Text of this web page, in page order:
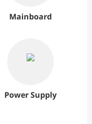
Mainboard
Power Supply